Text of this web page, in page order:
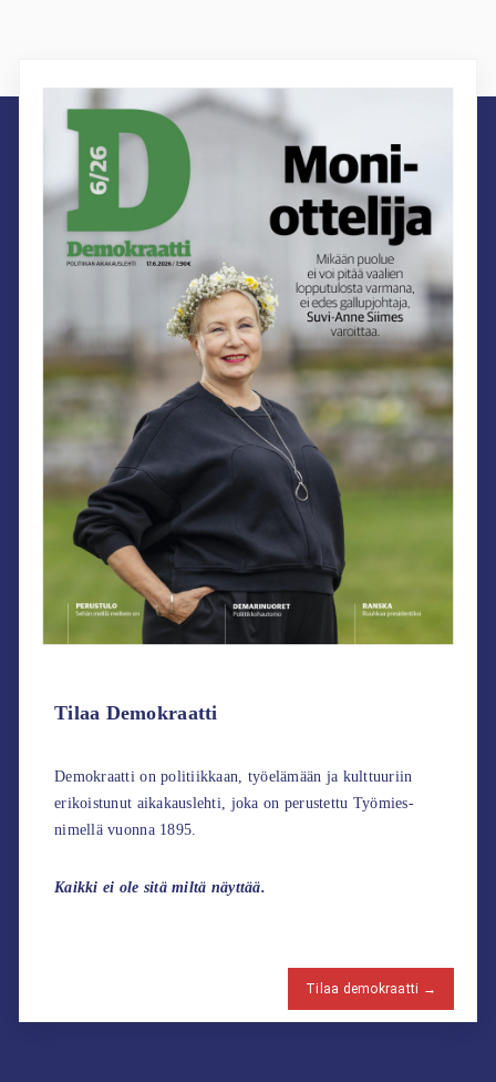
Tilaa Demokraatti
Demokraatti on politiikkaan, työelämään ja kulttuuriin
erikoistunut aikakauslehti, joka on perustettu Työmies-
nimellä vuonna 1895.
Kaikki ei ole sitä miltä näyttää.
Tilaa demokraatti →